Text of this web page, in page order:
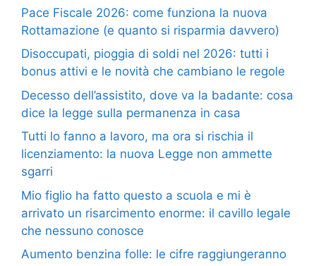
Pace Fiscale 2026: come funziona la nuova
Rottamazione (e quanto si risparmia davvero)
Disoccupati, pioggia di soldi nel 2026: tutti i
bonus attivi e le novità che cambiano le regole
Decesso dell’assistito, dove va la badante: cosa
dice la legge sulla permanenza in casa
Tutti lo fanno a lavoro, ma ora si rischia il
licenziamento: la nuova Legge non ammette
sgarri
Mio figlio ha fatto questo a scuola e mi è
arrivato un risarcimento enorme: il cavillo legale
che nessuno conosce
Aumento benzina folle: le cifre raggiungeranno